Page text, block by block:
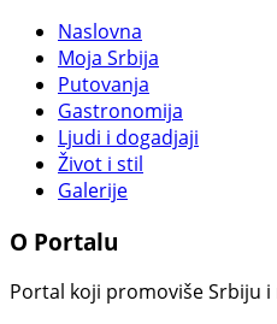
Naslovna
Moja Srbija
Putovanja
Gastronomija
Ljudi i dogadjaji
Život i stil
Galerije
O Portalu
Portal koji promoviše Srbiju